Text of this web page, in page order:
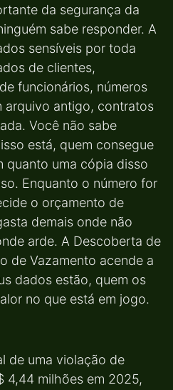
da segurança da
sabe responder. A
sensíveis por toda
de clientes,
funcionários, números
arquivo antigo, contratos
Você não sabe
está, quem consegue
quanto uma cópia disso
Enquanto o número for
o orçamento de
demais onde não
arde. A Descoberta de
de Vazamento acende a
dados estão, quem os
no que está em jogo.
de uma violação de
4,44 milhões em 2025,